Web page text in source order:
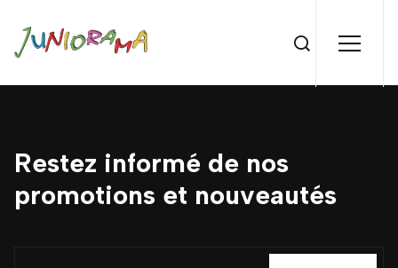
Restez informé de nos
promotions et nouveautés